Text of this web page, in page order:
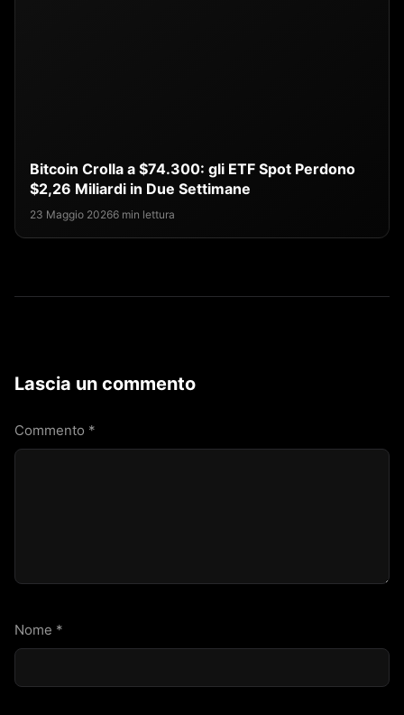
Bitcoin Crolla a $74.300: gli ETF Spot Perdono
$2,26 Miliardi in Due Settimane
23 Maggio 20266 min lettura
Lascia un commento
Commento *
Nome *